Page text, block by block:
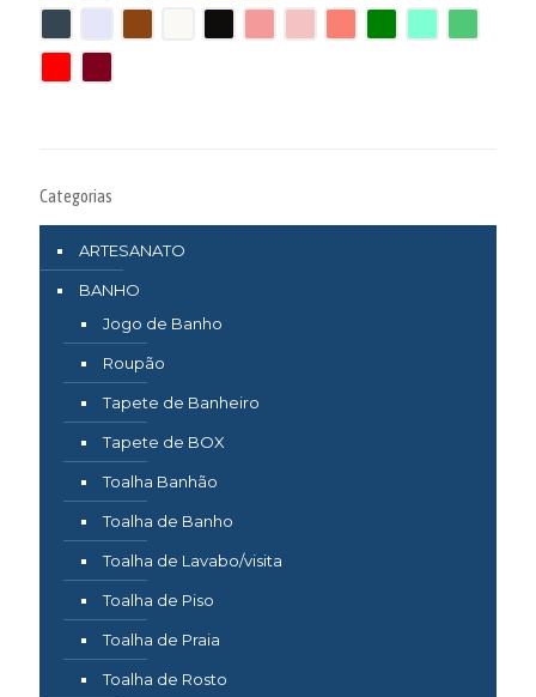
Categorias
ARTESANATO
BANHO
Jogo de Banho
Roupão
Tapete de Banheiro
Tapete de BOX
Toalha Banhão
Toalha de Banho
Toalha de Lavabo/visita
Toalha de Piso
Toalha de Praia
Toalha de Rosto